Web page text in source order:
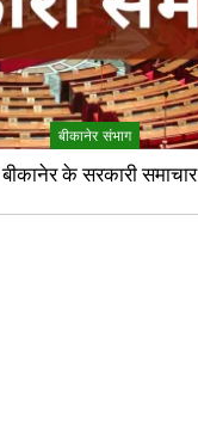
बीकानेर संभाग
बीकानेर के सरकारी समाचार